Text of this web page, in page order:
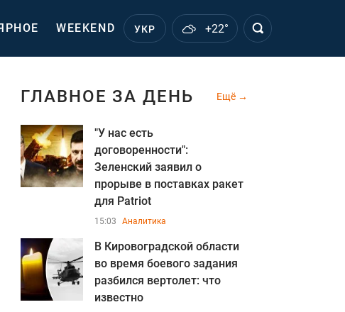
WEEKEND УКР +22°
ГЛАВНОЕ ЗА ДЕНЬ Ещё
"У нас есть
договоренности":
Зеленский заявил о
прорыве в поставках ракет
для Patriot
15:03 Аналитика
В Кировоградской области
во время боевого задания
разбился вертолет: что
известно